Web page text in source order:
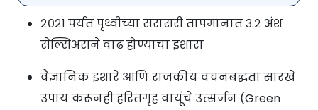
२०२१ पर्यंत पृथ्वीच्या सरासरी तापमानात ३.२ अंश
सेल्सिअसने वाढ होण्याचा इशारा
वैज्ञानिक इशारे आणि राजकीय वचनबद्धता सारखे
उपाय करूनही हरितगृह वायूंचे उत्सर्जन (Green